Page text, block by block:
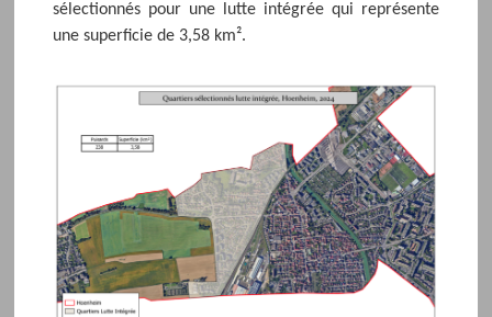
sélectionnés pour une lutte intégrée qui représente
une superficie de 3,58 km².